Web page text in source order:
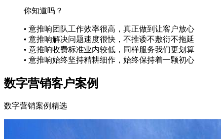
你知道吗？
• 意推响团队工作效率很高，真正做到让客户放心
• 意推响解决问题速度很快，不推诿不敷衍不拖延
• 意推响收费标准业内较低，同样服务我们更划算
• 意推响始终坚持精耕细作，始终保持着一颗初心
数字营销客户案例
数字营销案例精选